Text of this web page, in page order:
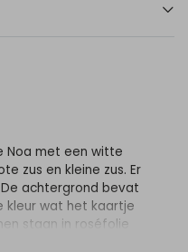
Noa met een witte
zus en kleine zus. Er
achtergrond bevat
kleur wat het kaartje
staan in roséfolie
Je past het kaartje